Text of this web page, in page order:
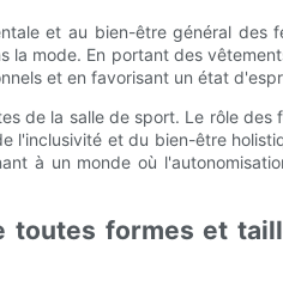
et au bien-être général des
mode. En portant des
et en favorisant un état
de la salle de sport. Le rôle des
l'inclusivité et du bien-être
à un monde où
toutes formes et